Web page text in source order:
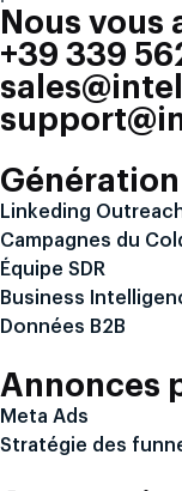
Nous vous
+39 339
Linkeding
Campagnes du
Équipe SDR
Business
Données B2B
Annonces
Meta Ads
Stratégie des